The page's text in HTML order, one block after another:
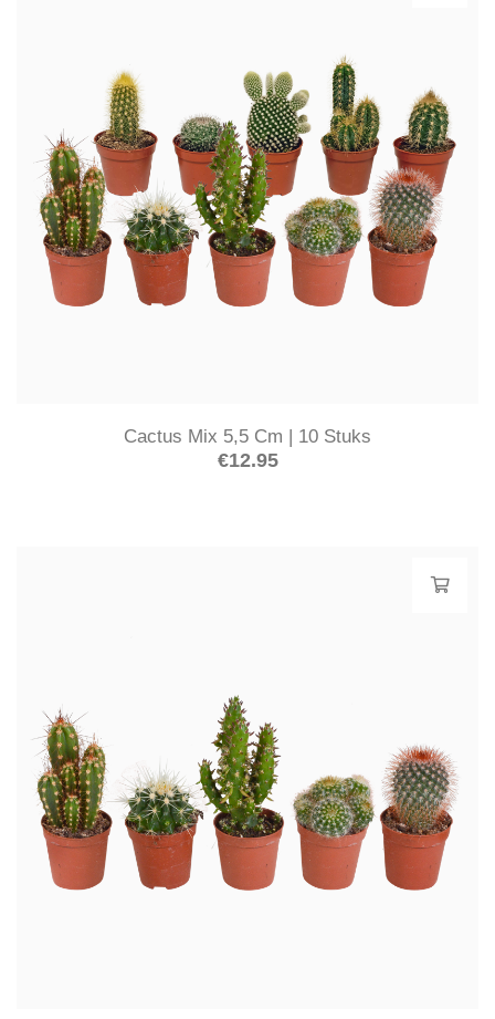
Cactus Mix 5,5 Cm | 10 Stuks
€12.95